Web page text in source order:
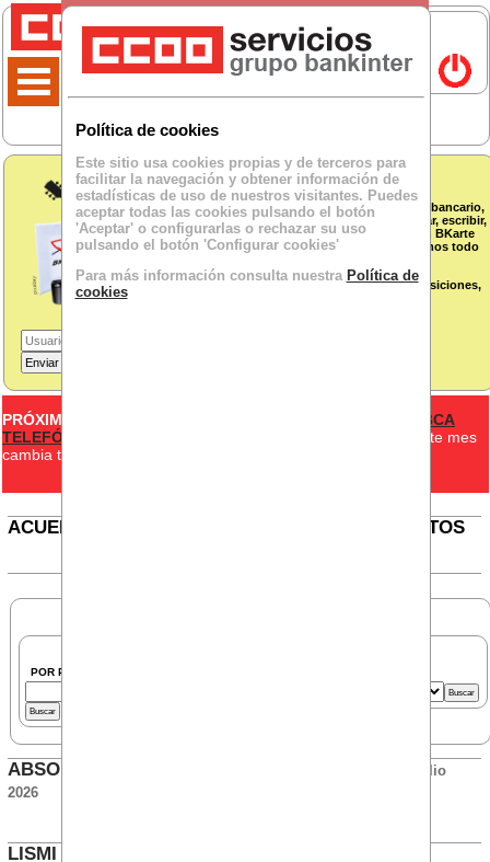
Política de cookies
Este sitio usa cookies propias y de terceros para
facilitar la navegación y obtener información de
estadísticas de uso de nuestros visitantes. Puedes
aceptar todas las cookies pulsando el botón
'Aceptar' o configurarlas o rechazar su uso
pulsando el botón 'Configurar cookies'
Para más información consulta nuestra Política de
cookies
BKARTE
La persona que trabaja a tu lado no solo es bancario,
te sorprendería ver cuanto talento para pintar, escribir,
fotografiar, componer o tocar música,... en BKarte
disponemos de un espacio donde mostramos todo
Si quieres que te avisemos de nuevas exposiciones,
PRÓXIMOS EVENTOS
JORNADA INTENSIVA EN AGOSTO BCA
TELEFÓNICA
- Si estás en el convenio de Contact Center, este mes
cambia tu jornada, es de 8:00 a 15:00...
ACUERDOS - ATENCIÓN MÉDICA EN TRES CANTOS
POR PALABRAS:
ABSORCIÓN PLUS MEJORA CONVENIO EVO
Julio
2026
LISMI BKGS (DISCAPACIDAD)